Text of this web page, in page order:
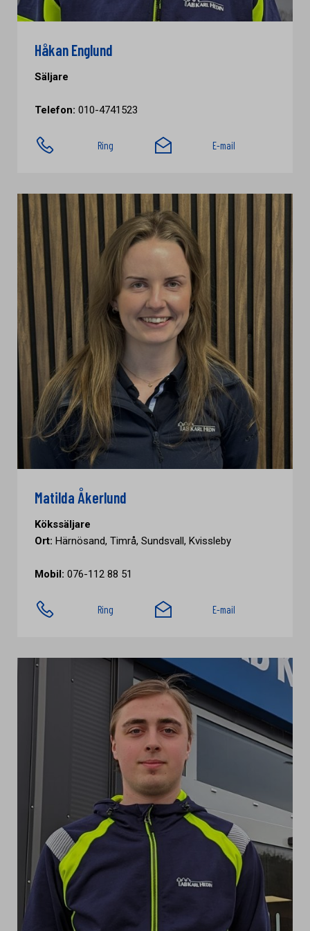
Håkan Englund
Säljare
Telefon: 010-4741523
Ring E-mail
Matilda Åkerlund
Kökssäljare
Ort: Härnösand, Timrå, Sundsvall, Kvissleby
Mobil: 076-112 88 51
Ring E-mail